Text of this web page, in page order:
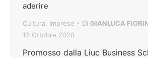
aderire
Cultura Imprese Di GIANLUCA
12 Ottobre 2020
Promosso dalla Liuc Business